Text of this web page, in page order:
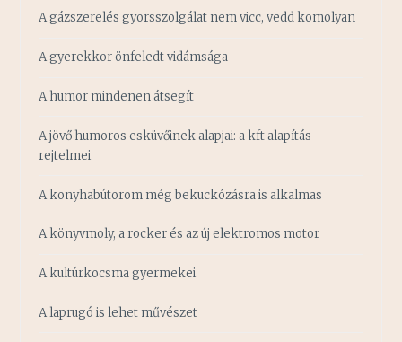
A gázszerelés gyorsszolgálat nem vicc, vedd komolyan
A gyerekkor önfeledt vidámsága
A humor mindenen átsegít
A jövő humoros esküvőinek alapjai: a kft alapítás
rejtelmei
A konyhabútorom még bekuckózásra is alkalmas
A könyvmoly, a rocker és az új elektromos motor
A kultúrkocsma gyermekei
A laprugó is lehet művészet